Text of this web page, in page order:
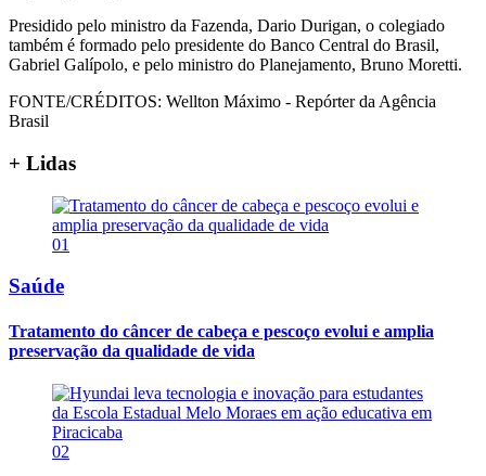
Presidido pelo ministro da Fazenda, Dario Durigan, o colegiado
também é formado pelo presidente do Banco Central do Brasil,
Gabriel Galípolo, e pelo ministro do Planejamento, Bruno Moretti.
FONTE/CRÉDITOS: Wellton Máximo - Repórter da Agência
Brasil
+ Lidas
01
Saúde
Tratamento do câncer de cabeça e pescoço evolui e amplia
preservação da qualidade de vida
02